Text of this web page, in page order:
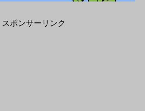
スポンサーリンク